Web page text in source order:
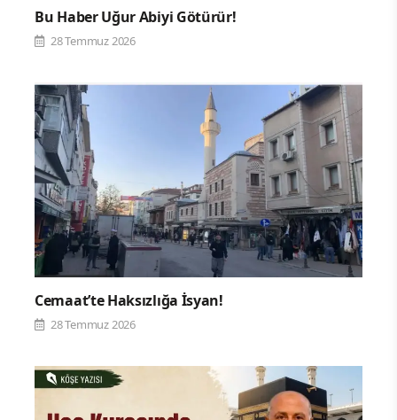
Bu Haber Uğur Abiyi Götürür!
28 Temmuz 2026
Cemaat’te Haksızlığa İsyan!
28 Temmuz 2026